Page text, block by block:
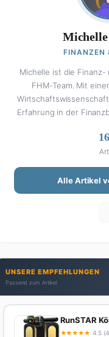
FINANZEN
Michelle ist die
FHM-Team. Mit
Erfahrung in der
Bei Michelle klingt
Steuererklärung. Ihre
Finanzthemen so
versteht – ohne
konkreten Tipps
man Job und
bekommt. Privat ist
Süchtige (3+ Tassen am
Hörerin und
liebsten in der Natur
Alle Artikel
UNSERE EMPFEHLUNGEN
Passend zum Artikel
RunSTAR
★★★★★ 4.5